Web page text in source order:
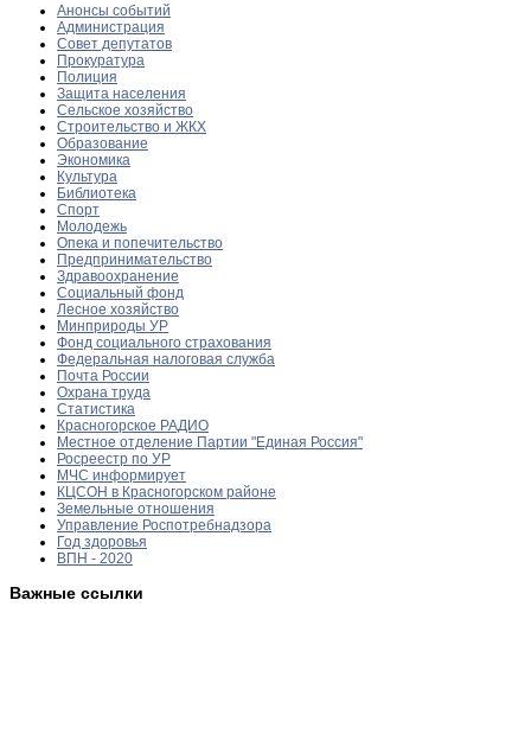
Анонсы событий
Администрация
Совет депутатов
Прокуратура
Полиция
Защита населения
Сельское хозяйство
Строительство и ЖКХ
Образование
Экономика
Культура
Библиотека
Спорт
Молодежь
Опека и попечительство
Предпринимательство
Здравоохранение
Социальный фонд
Лесное хозяйство
Минприроды УР
Фонд социального страхования
Федеральная налоговая служба
Почта России
Охрана труда
Статистика
Красногорское РАДИО
Местное отделение Партии "Единая Россия"
Росреестр по УР
МЧС информирует
КЦСОН в Красногорском районе
Земельные отношения
Управление Роспотребнадзора
Год здоровья
ВПН - 2020
Важные ссылки